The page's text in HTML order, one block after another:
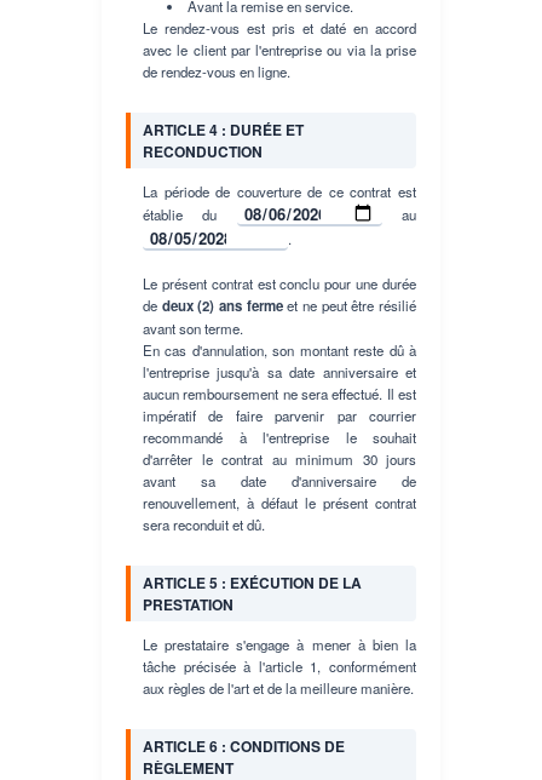
Avant la remise en service.
Le rendez-vous est pris et daté en accord
avec le client par l'entreprise ou via la prise
de rendez-vous en ligne.
ARTICLE 4 : DURÉE ET
RECONDUCTION
La période de couverture de ce contrat est
établie du
au
.
Le présent contrat est conclu pour une durée
de deux (2) ans fermeet ne peut être résilié
avant son terme.
En cas d'annulation, son montant reste dû à
l'entreprise jusqu'à sa date anniversaire et
aucun remboursement ne sera effectué. Il est
impératif de faire parvenir par courrier
recommandé à l'entreprise le souhait
d'arrêter le contrat au minimum 30 jours
avant sa date d'anniversaire de
renouvellement, à défaut le présent contrat
sera reconduit et dû.
ARTICLE 5 : EXÉCUTION DE LA
PRESTATION
Le prestataire s'engage à mener à bien la
tâche précisée à l'article 1, conformément
aux règles de l'art et de la meilleure manière.
ARTICLE 6 : CONDITIONS DE
RÈGLEMENT